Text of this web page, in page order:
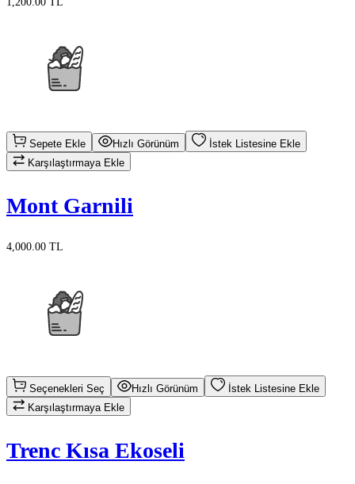
Sepete Ekle Hızlı Görünüm
İstek Listesine Ekle
Karşılaştırmaya Ekle
Mont Garnili
4,000.00 TL
Seçenekleri Seç Hızlı Görünüm
İstek Listesine Ekle
Karşılaştırmaya Ekle
Trenc Kısa Ekoseli